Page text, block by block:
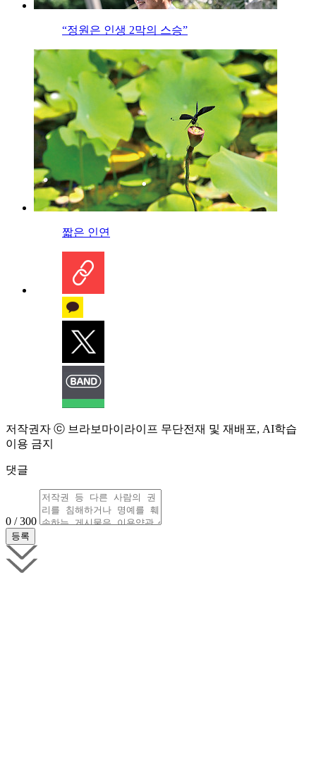
“정원은 인생 2막의 스승”
짧은 인연
저작권자 ⓒ 브라보마이라이프 무단전재 및 재배포, AI학습
이용 금지
댓글
0 / 300